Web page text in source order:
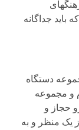
جداگانه
دستگاه
و مجموعه
حجاز و
یک منظر و به